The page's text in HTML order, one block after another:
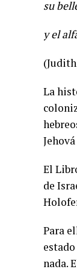
su
y el
La
El
de
Para
nada.